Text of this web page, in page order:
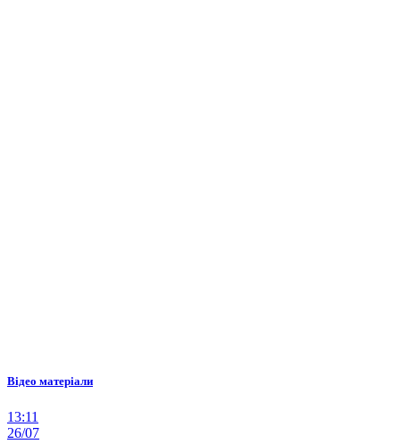
Відео матеріали
13:11
26/07